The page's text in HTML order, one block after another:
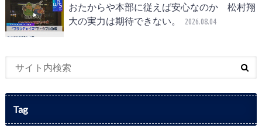
おたからや本部に従えば安心なのか 松村翔
大の実力は期待できない。
2026.08.04
Tag